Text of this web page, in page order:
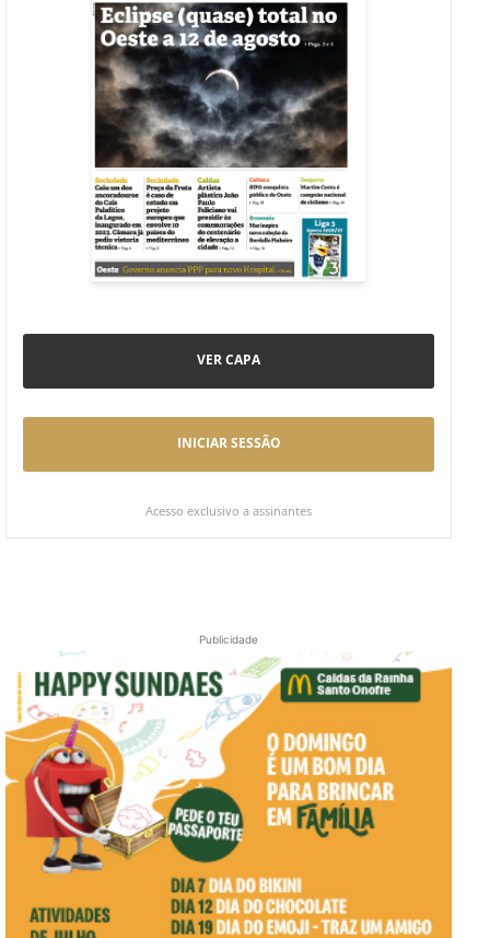
VER CAPA
INICIAR SESSÃO
Acesso exclusivo a assinantes
Publicidade